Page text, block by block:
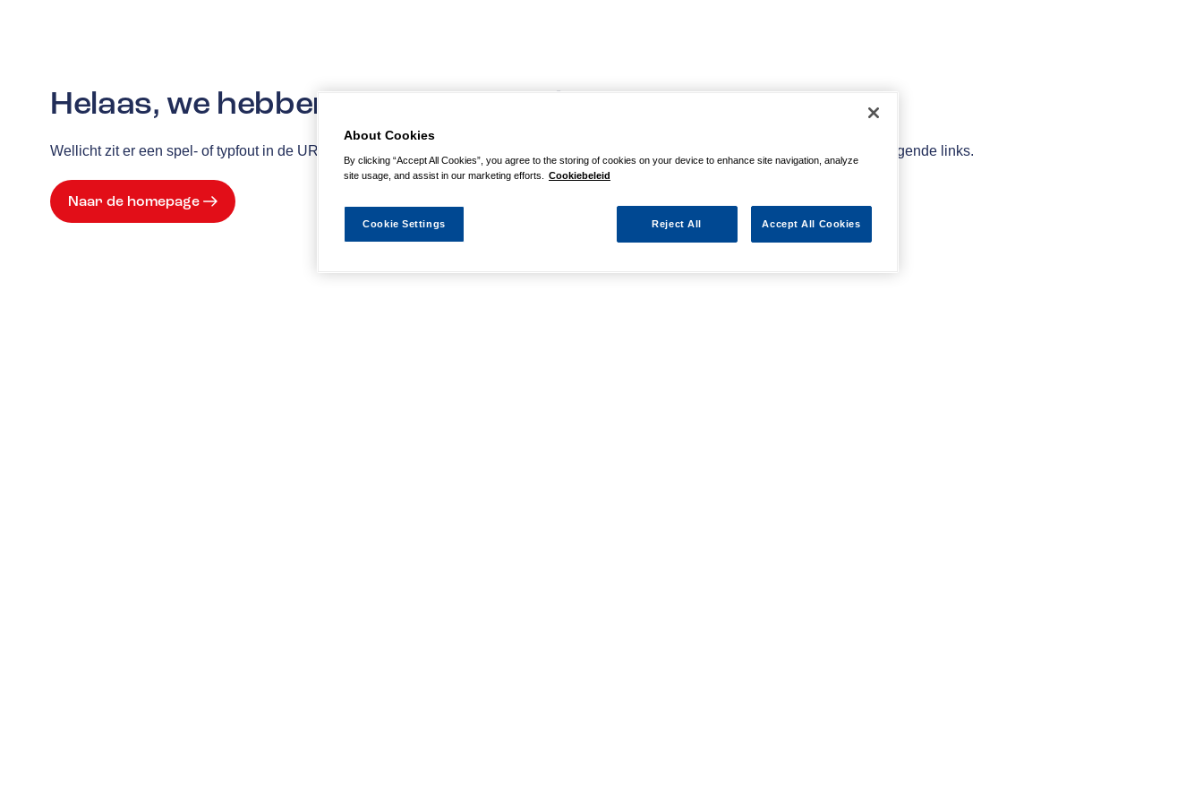
Helaas, we hebben de pagina niet kunnen vinden
Wellicht zit er een spel- of typfout in de URL of is de actie waarnaar u zocht al verlopen. We hopen u weer op weg te helpen met de volgende links.
Naar de homepage
About Cookies
By clicking “Accept All Cookies”, you agree to the storing of cookies on your device to enhance site navigation, analyze
site usage, and assist in our marketing efforts.
Cookiebeleid
Reject All Accept All Cookies
Cookie Settings